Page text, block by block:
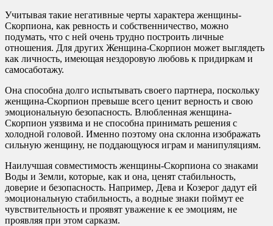
Учитывая такие негативные черты характера женщины-
Скорпиона, как ревность и собственничество, можно
подумать, что с ней очень трудно построить личные
отношения. Для других Женщина-Скорпион может выглядеть
как личность, имеющая нездоровую любовь к придиркам и
самосаботажу.
Она способна долго испытывать своего партнера, поскольку
женщина-Скорпион превыше всего ценит верность и свою
эмоциональную безопасность. Влюбленная женщина-
Скорпион уязвима и не способна принимать решения с
холодной головой. Именно поэтому она склонна изображать
сильную женщину, не поддающуюся играм и манипуляциям.
Наилучшая совместимость женщины-Скорпиона со знаками
Воды и Земли, которые, как и она, ценят стабильность,
доверие и безопасность. Например, Дева и Козерог дадут ей
эмоциональную стабильность, а водные знаки поймут ее
чувствительность и проявят уважение к ее эмоциям, не
проявляя при этом сарказм.